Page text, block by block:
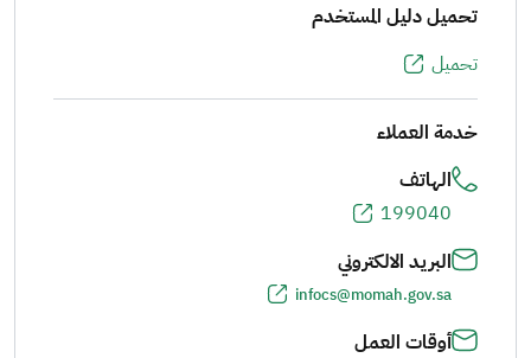
تحميل دليل المستخدم
تحميل
خدمة العملاء
الهاتف
199040
البريد الالكتروني
infocs@momah.gov.sa
أوقات العمل